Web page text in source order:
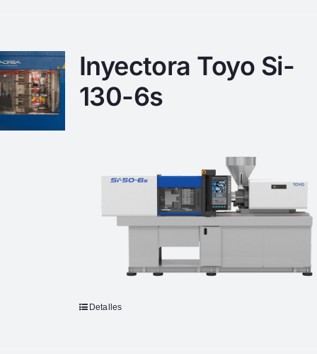
Inyectora Toyo Si-
130-6s
Detalles